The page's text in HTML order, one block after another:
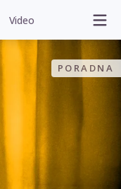
Video
PORADNA